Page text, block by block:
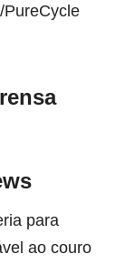
PureCycle
para
ao couro